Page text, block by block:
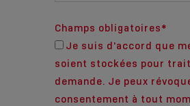
Champs obligatoires*
Je suis d'accord que
soient stockées pour
demande. Je peux
consentement à tout